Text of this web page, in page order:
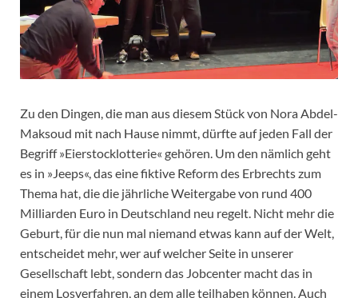
Zu den Dingen, die man aus diesem Stück von Nora Abdel-
Maksoud mit nach Hause nimmt, dürfte auf jeden Fall der
Begriff »Eierstocklotterie« gehören. Um den nämlich geht
es in »Jeeps«, das eine fiktive Reform des Erbrechts zum
Thema hat, die die jährliche Weitergabe von rund 400
Milliarden Euro in Deutschland neu regelt. Nicht mehr die
Geburt, für die nun mal niemand etwas kann auf der Welt,
entscheidet mehr, wer auf welcher Seite in unserer
Gesellschaft lebt, sondern das Jobcenter macht das in
einem Losverfahren, an dem alle teilhaben können. Auch